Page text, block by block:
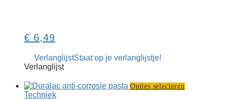
€ 6,49
VerlanglijstStaat op je verlanglijstje!
Verlanglijst
Opties selecterenDit
Techniek